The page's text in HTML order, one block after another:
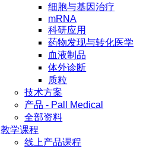
细胞与基因治疗
mRNA
科研应用
药物发现与转化医学
血液制品
体外诊断
质粒
技术方案
产品 - Pall Medical
全部资料
教学课程
线上产品课程